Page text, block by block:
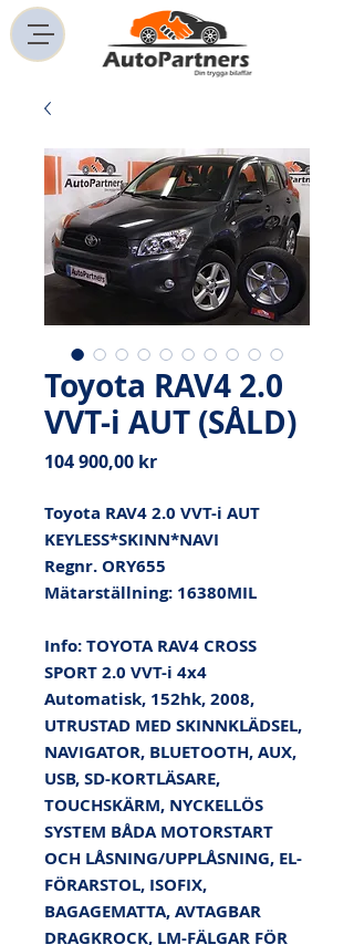
Toyota RAV4 2.0
VVT-i AUT (SÅLD)
104 900,00 krPris
Toyota RAV4 2.0 VVT-i AUT
KEYLESS*SKINN*NAVI
Regnr. ORY655
Mätarställning: 16380MIL
Info: TOYOTA RAV4 CROSS
SPORT 2.0 VVT-i 4x4
Automatisk, 152hk, 2008,
UTRUSTAD MED SKINNKLÄDSEL,
NAVIGATOR, BLUETOOTH, AUX,
USB, SD-KORTLÄSARE,
TOUCHSKÄRM, NYCKELLÖS
SYSTEM BÅDA MOTORSTART
OCH LÅSNING/UPPLÅSNING, EL-
FÖRARSTOL, ISOFIX,
BAGAGEMATTA, AVTAGBAR
DRAGKROCK, LM-FÄLGAR FÖR